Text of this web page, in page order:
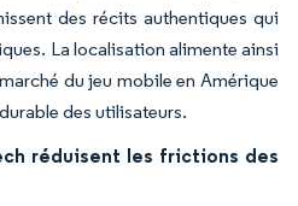
des récits authentiques qui
La localisation alimente ainsi
du jeu mobile en Amérique
des utilisateurs.
réduisent les frictions des